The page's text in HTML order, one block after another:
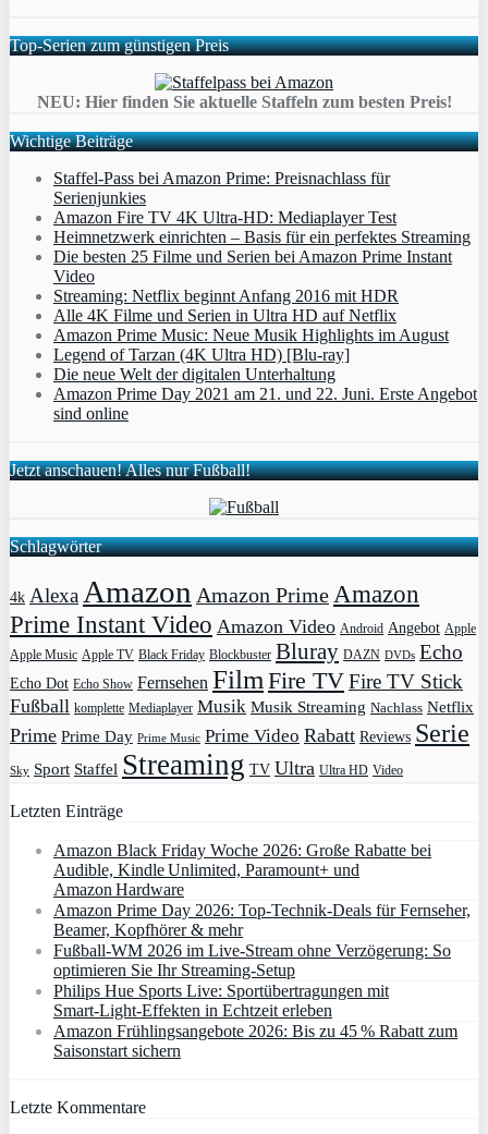
Top-Serien zum günstigen Preis
NEU: Hier finden Sie aktuelle Staffeln zum besten Preis!
Wichtige Beiträge
Staffel-Pass bei Amazon Prime: Preisnachlass für
Serienjunkies
Amazon Fire TV 4K Ultra-HD: Mediaplayer Test
Heimnetzwerk einrichten – Basis für ein perfektes Streaming
Die besten 25 Filme und Serien bei Amazon Prime Instant
Video
Streaming: Netflix beginnt Anfang 2016 mit HDR
Alle 4K Filme und Serien in Ultra HD auf Netflix
Amazon Prime Music: Neue Musik Highlights im August
Legend of Tarzan (4K Ultra HD) [Blu-ray]
Die neue Welt der digitalen Unterhaltung
Amazon Prime Day 2021 am 21. und 22. Juni. Erste Angebot
sind online
Jetzt anschauen! Alles nur Fußball!
Schlagwörter
4k AlexaAmazon Amazon PrimeAmazon
Prime Instant Video Amazon Video Android Angebot Apple
Apple Music Apple TV Black Friday Blockbuster Bluray DAZN DVDs Echo
Echo Dot Echo Show Fernsehen FilmFire TVFire TV Stick
Fußball komplette Mediaplayer Musik Musik Streaming Nachlass Netflix
Prime Prime Day Prime Music Prime Video Rabatt Reviews Serie
Sky Sport Staffel Streaming TV Ultra Ultra HD Video
Letzten Einträge
Amazon Black Friday Woche 2026: Große Rabatte bei
Audible, Kindle Unlimited, Paramount+ und
Amazon Hardware
Amazon Prime Day 2026: Top-Technik-Deals für Fernseher,
Beamer, Kopfhörer & mehr
Fußball-WM 2026 im Live-Stream ohne Verzögerung: So
optimieren Sie Ihr Streaming-Setup
Philips Hue Sports Live: Sportübertragungen mit
Smart‑Light‑Effekten in Echtzeit erleben
Amazon Frühlingsangebote 2026: Bis zu 45 % Rabatt zum
Saisonstart sichern
Letzte Kommentare